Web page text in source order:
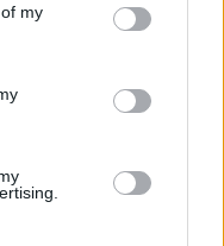
You may click to
third-party tags to
in below Google
my